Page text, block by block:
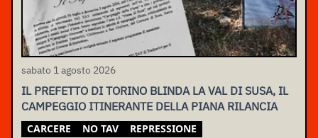
sabato 1 agosto 2026
IL PREFETTO DI TORINO BLINDA LA VAL DI SUSA, IL
CAMPEGGIO ITINERANTE DELLA PIANA RILANCIA
CARCERE NO TAV REPRESSIONE